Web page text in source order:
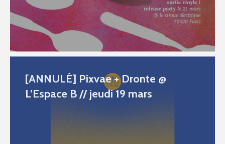
[ANNULÉ] Pixvae + Dronte @
L’Espace B // jeudi 19 mars